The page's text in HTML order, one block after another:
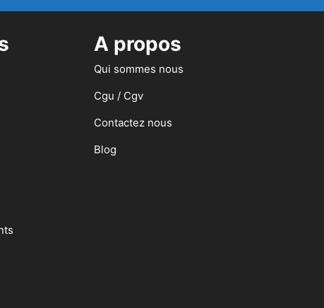
A propos
Qui sommes nous
Cgu / Cgv
Contactez nous
Blog